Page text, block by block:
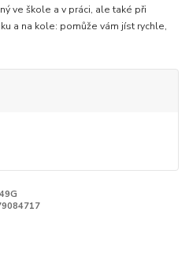
ve škole a v práci, ale také při
a na kole: pomůže vám jíst rychle,